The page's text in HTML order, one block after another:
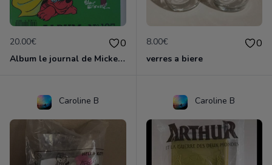
20.00€ 0
Album le journal de Mickey vintage ancien
8.00€ 0
verres a biere
Caroline B Caroline B